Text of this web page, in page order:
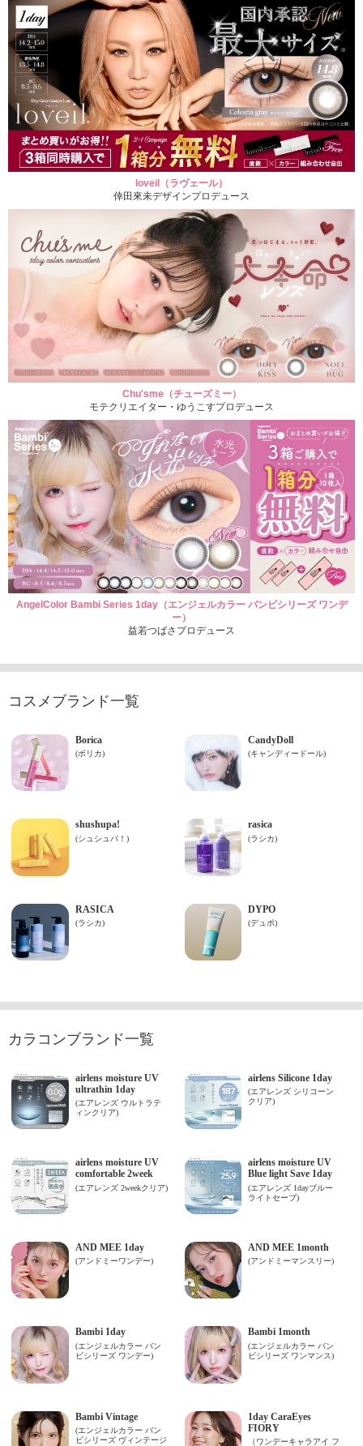
loveil（ラヴェール）
倖田來未デザインプロデュース
Chu'sme（チューズミー）
モテクリエイター・ゆうこすプロデュース
AngelColor Bambi Series 1day（エンジェルカラー バンビシリーズ ワンデ
ー）
益若つばさプロデュース
コスメブランド一覧
カラコンブランド一覧